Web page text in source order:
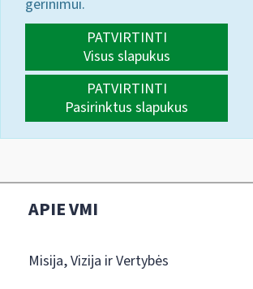
gerinimui.
PATVIRTINTI
Visus slapukus
PATVIRTINTI
Pasirinktus slapukus
APIE VMI
Misija, Vizija ir Vertybės